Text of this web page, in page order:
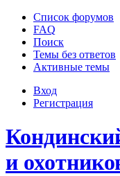
Список форумов
FAQ
Поиск
Темы без ответов
Активные темы
Вход
Регистрация
и